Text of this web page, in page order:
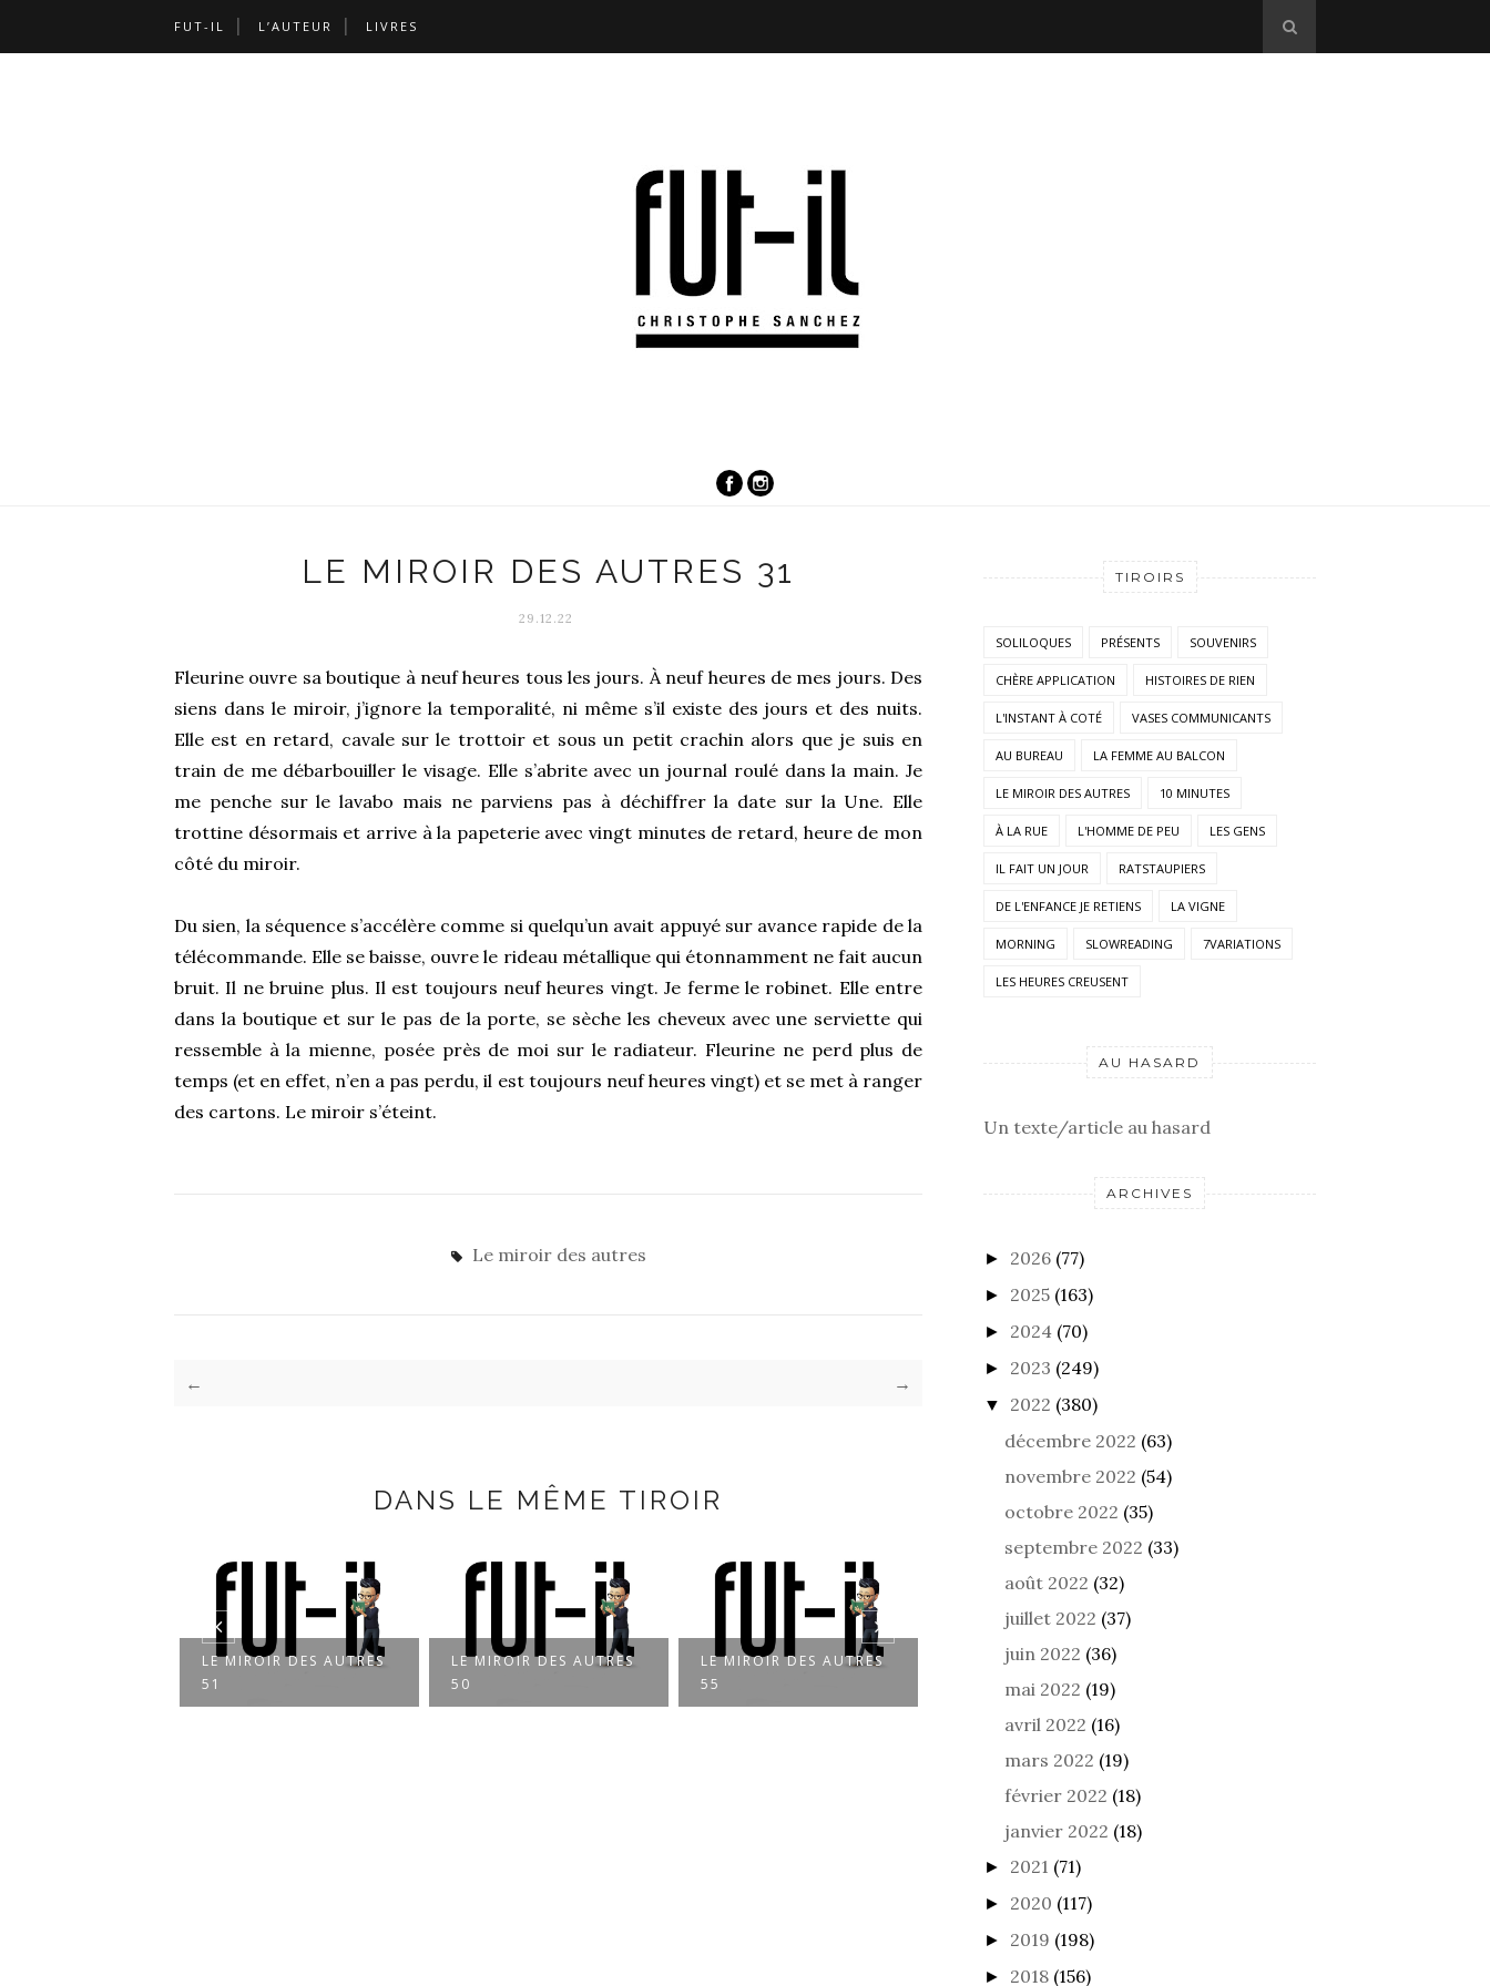
FUT-IL L’AUTEUR LIVRES
LE MIROIR DES AUTRES 31
29.12.22
Fleurine ouvre sa boutique à neuf heures tous les jours. À neuf heures de mes jours. Des
siens dans le miroir, j’ignore la temporalité, ni même s’il existe des jours et des nuits.
Elle est en retard, cavale sur le trottoir et sous un petit crachin alors que je suis en
train de me débarbouiller le visage. Elle s’abrite avec un journal roulé dans la main. Je
me penche sur le lavabo mais ne parviens pas à déchiffrer la date sur la Une. Elle
trottine désormais et arrive à la papeterie avec vingt minutes de retard, heure de mon
côté du miroir.
Du sien, la séquence s’accélère comme si quelqu’un avait appuyé sur avance rapide de la
télécommande. Elle se baisse, ouvre le rideau métallique qui étonnamment ne fait aucun
bruit. Il ne bruine plus. Il est toujours neuf heures vingt. Je ferme le robinet. Elle entre
dans la boutique et sur le pas de la porte, se sèche les cheveux avec une serviette qui
ressemble à la mienne, posée près de moi sur le radiateur. Fleurine ne perd plus de
temps (et en effet, n’en a pas perdu, il est toujours neuf heures vingt) et se met à ranger
des cartons. Le miroir s’éteint.
Le miroir des autres
← →
DANS LE MÊME TIROIR
LE MIROIR DES AUTRES
51
LE MIROIR DES AUTRES
50
LE MIROIR DES AUTRES
55
LE MIROIR DES AUTRES
TIROIRS
SOLILOQUES PRÉSENTS SOUVENIRS
CHÈRE APPLICATION HISTOIRES DE RIEN
L'INSTANT À COTÉ VASES COMMUNICANTS
AU BUREAU LA FEMME AU BALCON
LE MIROIR DES AUTRES 10 MINUTES
À LA RUE L'HOMME DE PEU LES GENS
IL FAIT UN JOUR RATSTAUPIERS
DE L'ENFANCE JE RETIENS LA VIGNE
MORNING SLOWREADING 7VARIATIONS
LES HEURES CREUSENT
AU HASARD
Un texte/article au hasard
ARCHIVES
► 2026 (77)
► 2025 (163)
► 2024 (70)
► 2023 (249)
▼ 2022 (380)
décembre 2022 (63)
novembre 2022 (54)
octobre 2022 (35)
septembre 2022 (33)
août 2022 (32)
juillet 2022 (37)
juin 2022 (36)
mai 2022 (19)
avril 2022 (16)
mars 2022 (19)
février 2022 (18)
janvier 2022 (18)
► 2021 (71)
► 2020 (117)
► 2019 (198)
► 2018 (156)